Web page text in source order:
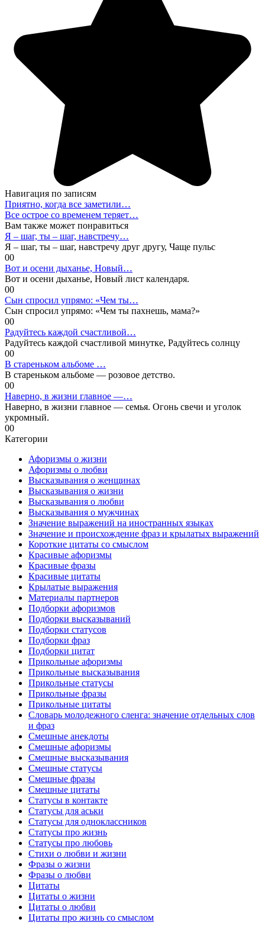
Навигация по записям
Приятно, когда все заметили…
Все острое со временем теряет…
Вам также может понравиться
Я – шаг, ты – шаг, навстречу…
Я – шаг, ты – шаг, навстречу друг другу, Чаще пульс
00
Вот и осени дыханье, Новый…
Вот и осени дыханье, Новый лист календаря.
00
Сын спросил упрямо: «Чем ты…
Сын спросил упрямо: «Чем ты пахнешь, мама?»
00
Радуйтесь каждой счастливой…
Радуйтесь каждой счастливой минутке, Радуйтесь солнцу
00
В стареньком альбоме …
В стареньком альбоме — розовое детство.
00
Наверно, в жизни главное —…
Наверно, в жизни главное — семья. Огонь свечи и уголок
укромный.
00
Категории
Афоризмы о жизни
Афоризмы о любви
Высказывания о женщинах
Высказывания о жизни
Высказывания о любви
Высказывания о мужчинах
Значение выражений на иностранных языках
Значение и происхождение фраз и крылатых выражений
Короткие цитаты со смыслом
Красивые афоризмы
Красивые фразы
Красивые цитаты
Крылатые выражения
Материалы партнеров
Подборки афоризмов
Подборки высказываний
Подборки статусов
Подборки фраз
Подборки цитат
Прикольные афоризмы
Прикольные высказывания
Прикольные статусы
Прикольные фразы
Прикольные цитаты
Словарь молодежного сленга: значение отдельных слов
и фраз
Смешные анекдоты
Смешные афоризмы
Смешные высказывания
Смешные статусы
Смешные фразы
Смешные цитаты
Статусы в контакте
Статусы для аськи
Статусы для одноклассников
Статусы про жизнь
Статусы про любовь
Стихи о любви и жизни
Фразы о жизни
Фразы о любви
Цитаты
Цитаты о жизни
Цитаты о любви
Цитаты про жизнь со смыслом